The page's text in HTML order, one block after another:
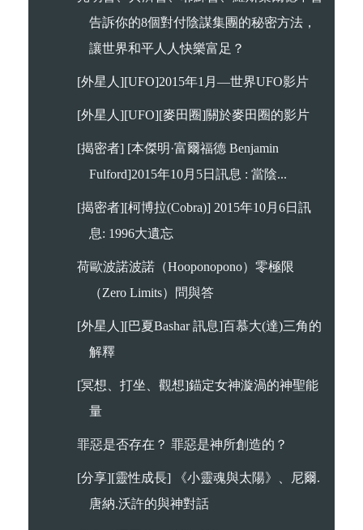
告訴你的8個對付陰謀集團的秘密方法，
讓世界和平人人快樂富足？
[外星人][UFO]2015年1月—世界UFO影片
[外星人][UFO][麥田圈]關於麥田圈的影片
[揭密者] [本傑明·富爾福德 Benjamin
Fulford]2015年10月5日訊息 : 當陰...
[揭密者][柯博拉(Cobra)] 2015年10月6日訊
息: 1996大遺忘
荷歐波諾波諾（Hooponopono）零極限
（Zero Limits）問與答
[外星人][巴夏Bashar 訊息]百慕大(達)三角的
解釋
[冥想、打坐、觀想]錨定女神漩渦的神聖能
量
罪惡是否存在？ 罪惡是神所創造的？
[分享][靈性成長] 《小靈魂與太陽》、尼爾.
唐納.沃許的與神對話